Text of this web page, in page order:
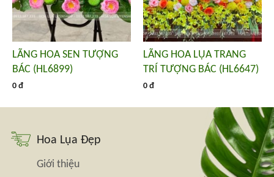
LÃNG HOA SEN TƯỢNG
BÁC (HL6899)
0 đ
LÃNG HOA LỤA TRANG
TRÍ TƯỢNG BÁC (HL6647)
0 đ
Hoa Lụa Đẹp
Giới thiệu